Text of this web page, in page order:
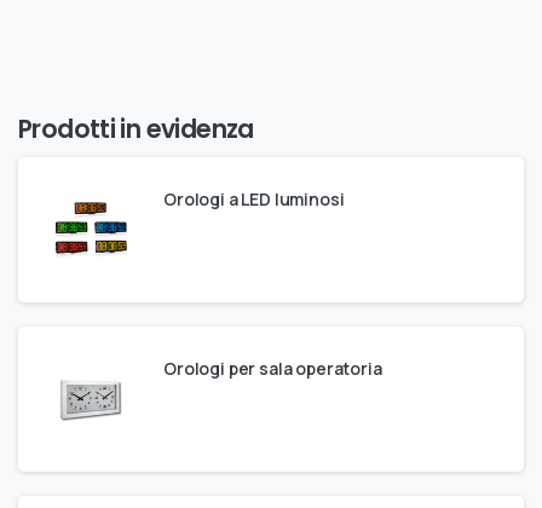
Prodotti in evidenza
Orologi a LED luminosi
Orologi per sala operatoria